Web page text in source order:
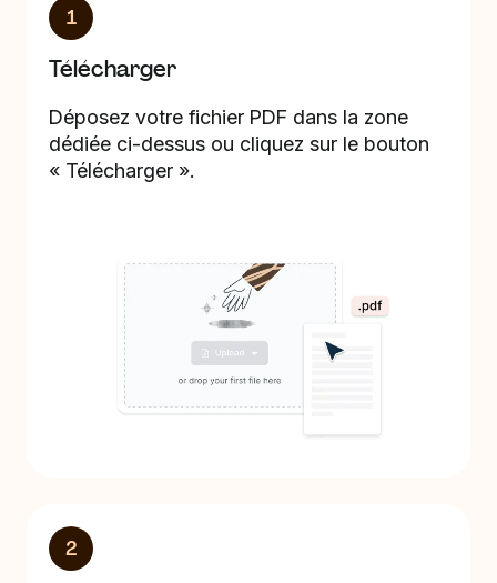
1
Télécharger
Déposez votre fichier PDF dans la zone
dédiée ci-dessus ou cliquez sur le bouton
« Télécharger ».
2